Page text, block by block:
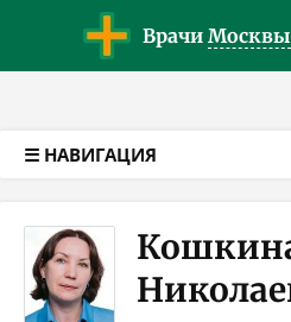
Врачи Москвы
☰ НАВИГАЦИЯ